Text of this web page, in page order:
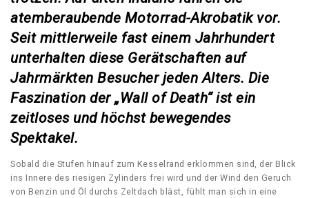
atemberaubende Motorrad-Akrobatik vor.
Seit mittlerweile fast einem Jahrhundert
unterhalten diese Gerätschaften auf
Jahrmärkten Besucher jeden Alters. Die
Faszination der „Wall of Death“ ist ein
zeitloses und höchst bewegendes
Spektakel.
Sobald die Stufen hinauf zum Kesselrand erklommen sind, der Blick
ins Innere des riesigen Zylinders frei wird und der Wind den Geruch
von Benzin und Öl durchs Zeltdach bläst, fühlt man sich in eine